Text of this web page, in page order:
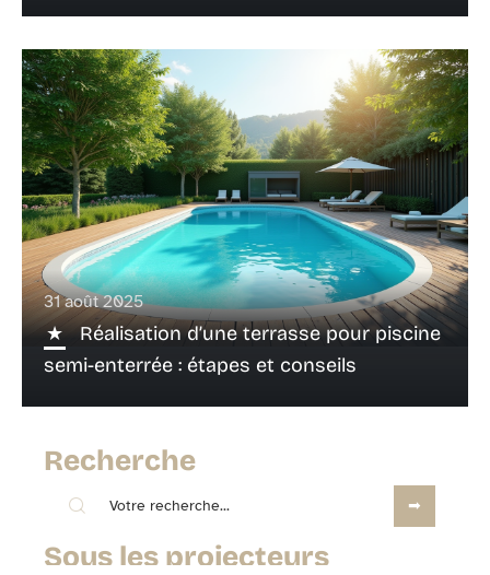
31 août 2025
Réalisation d’une terrasse pour piscine
semi-enterrée : étapes et conseils
Recherche
Sous les projecteurs